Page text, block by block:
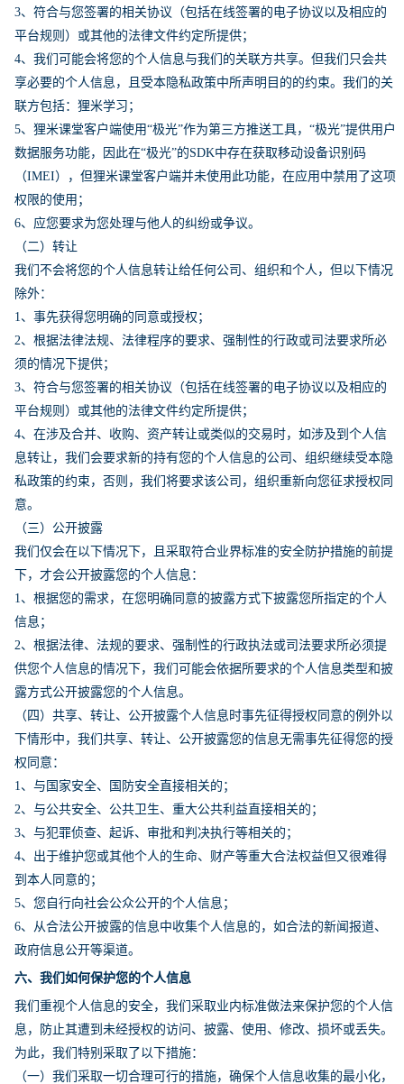
3、符合与您签署的相关协议（包括在线签署的电子协议以及相应的
平台规则）或其他的法律文件约定所提供；
4、我们可能会将您的个人信息与我们的关联方共享。但我们只会共
享必要的个人信息，且受本隐私政策中所声明目的的约束。我们的关
联方包括：狸米学习；
5、狸米课堂客户端使用“极光”作为第三方推送工具，“极光”提供用户
数据服务功能，因此在“极光”的SDK中存在获取移动设备识别码
（IMEI），但狸米课堂客户端并未使用此功能，在应用中禁用了这项
权限的使用；
6、应您要求为您处理与他人的纠纷或争议。
（二）转让
我们不会将您的个人信息转让给任何公司、组织和个人，但以下情况
除外：
1、事先获得您明确的同意或授权；
2、根据法律法规、法律程序的要求、强制性的行政或司法要求所必
须的情况下提供；
3、符合与您签署的相关协议（包括在线签署的电子协议以及相应的
平台规则）或其他的法律文件约定所提供；
4、在涉及合并、收购、资产转让或类似的交易时，如涉及到个人信
息转让，我们会要求新的持有您的个人信息的公司、组织继续受本隐
私政策的约束，否则，我们将要求该公司，组织重新向您征求授权同
意。
（三）公开披露
我们仅会在以下情况下，且采取符合业界标准的安全防护措施的前提
下，才会公开披露您的个人信息：
1、根据您的需求，在您明确同意的披露方式下披露您所指定的个人
信息；
2、根据法律、法规的要求、强制性的行政执法或司法要求所必须提
供您个人信息的情况下，我们可能会依据所要求的个人信息类型和披
露方式公开披露您的个人信息。
（四）共享、转让、公开披露个人信息时事先征得授权同意的例外以
下情形中，我们共享、转让、公开披露您的信息无需事先征得您的授
权同意：
1、与国家安全、国防安全直接相关的；
2、与公共安全、公共卫生、重大公共利益直接相关的；
3、与犯罪侦查、起诉、审批和判决执行等相关的；
4、出于维护您或其他个人的生命、财产等重大合法权益但又很难得
到本人同意的；
5、您自行向社会公众公开的个人信息；
6、从合法公开披露的信息中收集个人信息的，如合法的新闻报道、
政府信息公开等渠道。
六、我们如何保护您的个人信息
我们重视个人信息的安全，我们采取业内标准做法来保护您的个人信
息，防止其遭到未经授权的访问、披露、使用、修改、损坏或丢失。
为此，我们特别采取了以下措施：
（一）我们采取一切合理可行的措施，确保个人信息收集的最小化，